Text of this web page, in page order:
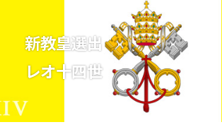
新教皇選出
レオ十四世